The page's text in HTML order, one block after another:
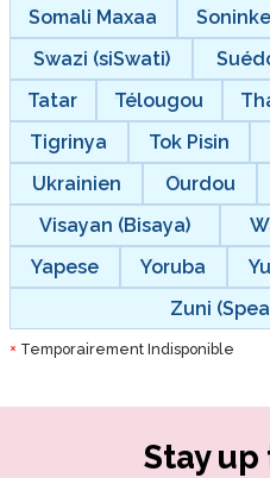
Somali Maxaa
Soninke
Swazi (siSwati)
Tatar
Télougou
Tigrinya
Tok Pisin
Ukrainien
Ourdou
Visayan (Bisaya)
Yapese
Yoruba
Zuni
* Temporairement Indisponible
Stay